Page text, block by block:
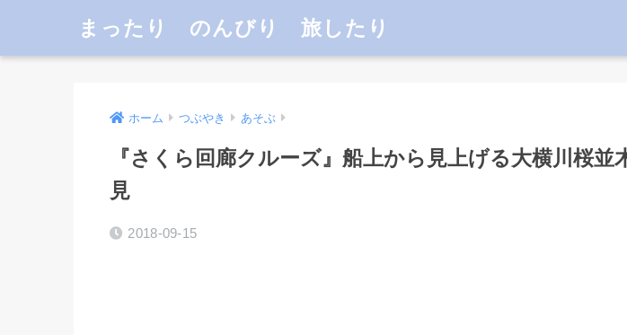
まったり のんびり 旅したり
ホーム つぶやき あそぶ
『さくら回廊クルーズ』船上から見上げる大横川桜並
見
2018-09-15